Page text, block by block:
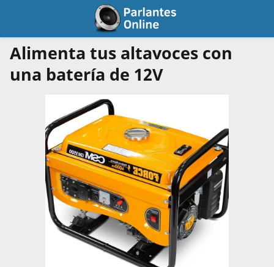
Alimenta tus altavoces con
una batería de 12V